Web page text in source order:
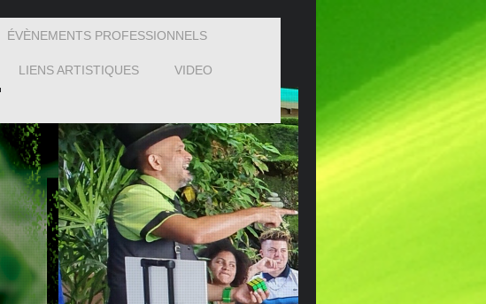
ÉVÈNEMENTS PROFESSIONNELS
LIENS ARTISTIQUES VIDEO